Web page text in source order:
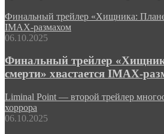
Финальный трейлер «Хищника:
IMAX-размахом
06.10.2025
Финальный трейлер
смерти» хвастается IMAX-
Liminal Point — второй трейлер
хоррора
06.10.2025